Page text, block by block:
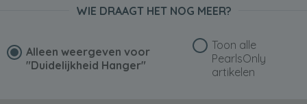
WIE DRAAGT HET NOG MEER?
Alleen weergeven voor
"Duidelijkheid Hanger"
Toon alle
PearlsOnly
artikelen